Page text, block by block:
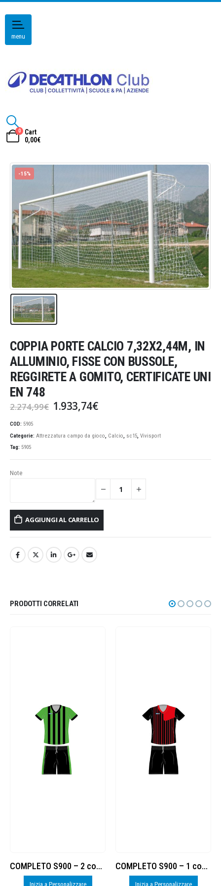
menu
0
Cart
0,00€
-15%
COPPIA PORTE CALCIO 7,32X2,44M, IN
ALLUMINIO, FISSE CON BUSSOLE,
REGGIRETE A GOMITO, CERTIFICATE UNI
EN 748
2.274,99€ Il
prezzo
era:
1.933,74€Il
è:
COD: 5905
Categorie: Attrezzatura campo da gioco, Calcio, sc15, Vivisport
Tag: 5905
Note
AGGIUNGI AL CARRELLO
PRODOTTI CORRELATI
COMPLETO S900 – 2 cod. 8377884
Inizia a Personalizzare
COMPLETO S900 – 1 cod. 8377884
Inizia a Personalizzare